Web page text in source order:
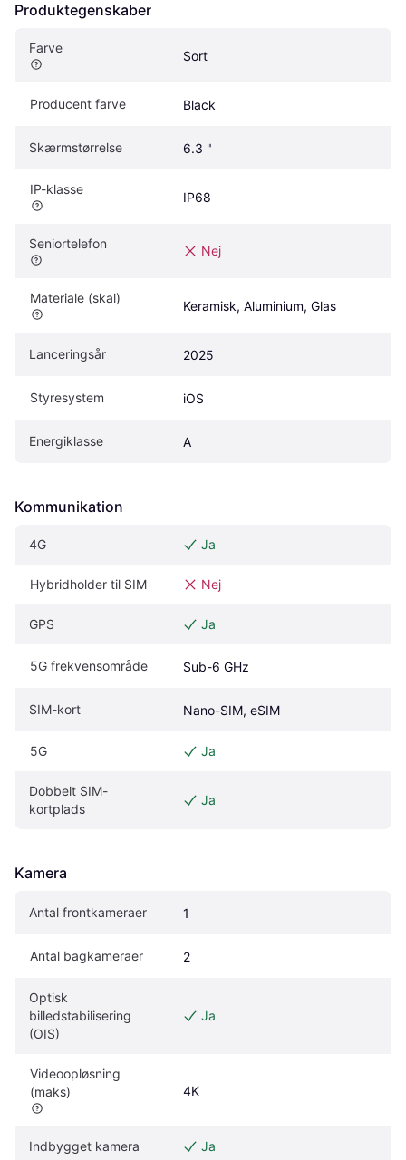
Produktegenskaber
Farve
Sort
Producent farve Black
Skærmstørrelse 6.3 "
IP-klasse
IP68
Seniortelefon Nej
Materiale (skal)
Keramisk, Aluminium, Glas
Lanceringsår 2025
Styresystem iOS
Energiklasse A
Kommunikation
4G Ja
Hybridholder til SIM Nej
GPS Ja
5G frekvensområde Sub-6 GHz
SIM-kort Nano-SIM, eSIM
5G Ja
Dobbelt SIM-
kortplads
Ja
Kamera
Antal frontkameraer 1
Antal bagkameraer 2
Optisk
billedstabilisering
(OIS)
Ja
Videoopløsning
(maks)
4K
Indbygget kamera Ja